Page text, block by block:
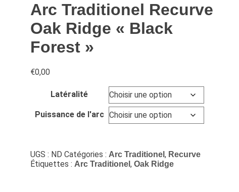
Arc Traditionel Recurve
Oak Ridge « Black
Forest »
€0,00
Latéralité
Puissance de l'arc
UGS : ND Catégories : Arc Traditionel , Recurve
Étiquettes : Arc Traditionel , Oak Ridge